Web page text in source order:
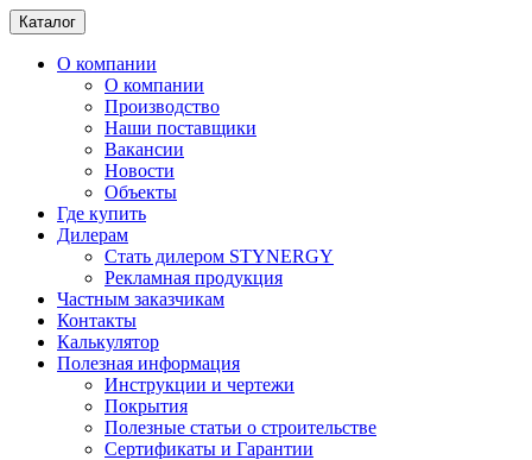
Каталог
О компании
О компании
Производство
Наши поставщики
Вакансии
Новости
Объекты
Где купить
Дилерам
Стать дилером STYNERGY
Рекламная продукция
Частным заказчикам
Контакты
Калькулятор
Полезная информация
Инструкции и чертежи
Покрытия
Полезные статьи о строительстве
Сертификаты и Гарантии